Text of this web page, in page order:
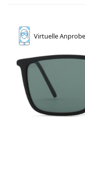
VirtuelleAnprobe